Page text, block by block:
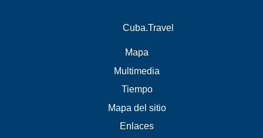
Cuba.Travel
Mapa
Multimedia
Tiempo
Mapa del sitio
Enlaces